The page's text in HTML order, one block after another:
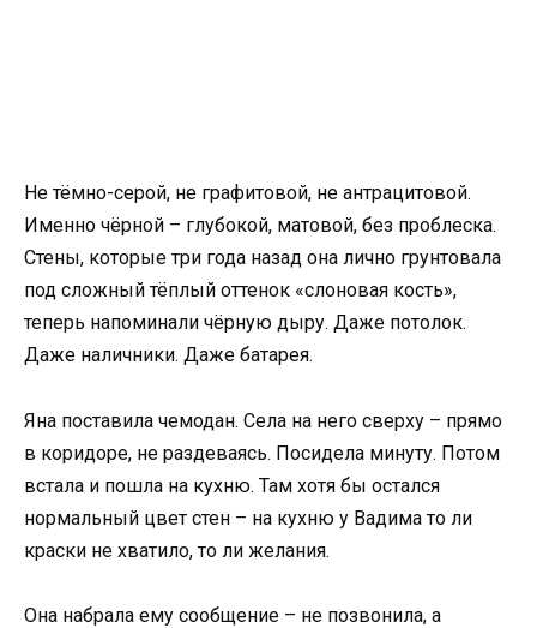
Не тёмно-серой, не графитовой, не антрацитовой.
Именно чёрной – глубокой, матовой, без проблеска.
Стены, которые три года назад она лично грунтовала
под сложный тёплый оттенок «слоновая кость»,
теперь напоминали чёрную дыру. Даже потолок.
Даже наличники. Даже батарея.
Яна поставила чемодан. Села на него сверху – прямо
в коридоре, не раздеваясь. Посидела минуту. Потом
встала и пошла на кухню. Там хотя бы остался
нормальный цвет стен – на кухню у Вадима то ли
краски не хватило, то ли желания.
Она набрала ему сообщение – не позвонила, а